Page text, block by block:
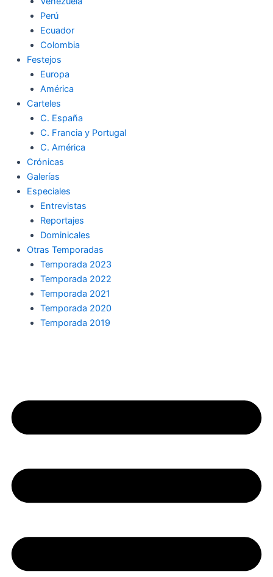
Perú
Ecuador
Colombia
Festejos
Europa
América
Carteles
C. España
C. Francia y Portugal
C. América
Crónicas
Galerías
Especiales
Entrevistas
Reportajes
Dominicales
Otras Temporadas
Temporada 2023
Temporada 2022
Temporada 2021
Temporada 2020
Temporada 2019